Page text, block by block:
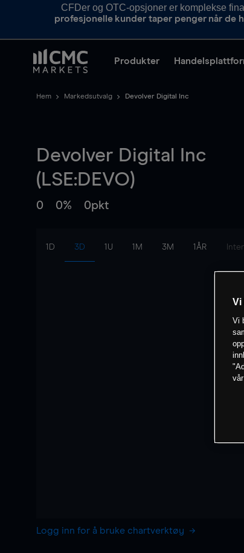
CFDer og OTC-opsjoner er komplekse
profesjonelle kunder taper penger når de
Produkter
Hem Markedsutvalg Devolver Digital Inc
Devolver Digital Inc
(LSE:DEVO)
0 0% 0pkt
1D 3D 1U 1M 3M 1ÅR
Logg inn for å bruke chartverktøy
Vi
Vi
vår